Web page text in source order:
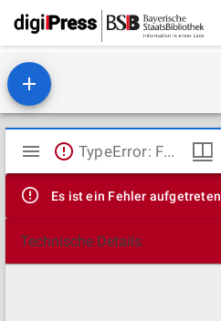
Mirador
Viewer
TypeError: Failed to fetch
Es ist ein Fehler aufgetreten
Technische Details